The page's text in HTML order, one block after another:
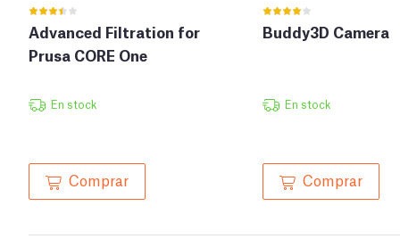
Advanced Filtration for
Prusa CORE One
En stock
Comprar
Buddy3D Camera
En stock
Comprar